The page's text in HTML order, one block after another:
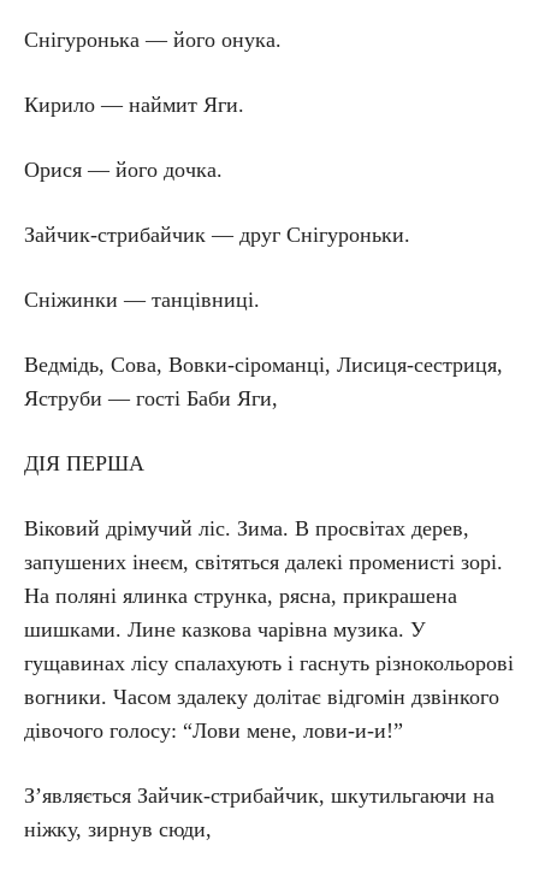
Снігуронька — його онука.
Кирило — наймит Яги.
Орися — його дочка.
Зайчик-стрибайчик — друг Снігуроньки.
Сніжинки — танцівниці.
Ведмідь, Сова, Вовки-сіроманці, Лисиця-сестриця,
Яструби — гості Баби Яги,
ДІЯ ПЕРША
Віковий дрімучий ліс. Зима. В просвітах дерев,
запушених інеєм, світяться далекі променисті зорі.
На поляні ялинка струнка, рясна, прикрашена
шишками. Лине казкова чарівна музика. У
гущавинах лісу спалахують і гаснуть різнокольорові
вогники. Часом здалеку долітає відгомін дзвінкого
дівочого голосу: “Лови мене, лови-и-и!”
З’являється Зайчик-стрибайчик, шкутильгаючи на
ніжку, зирнув сюди,